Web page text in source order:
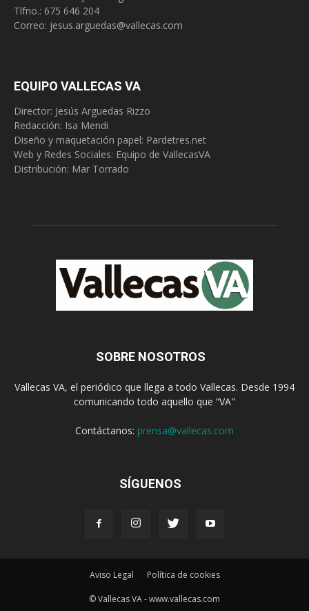
Tlfno.: 675 646 204
Correo: jesus.arguedas@vallecas.com
EQUIPO VALLECAS VA
Director: Jesús Arguedas Rizzo
Redacción: Isa Mendi
Diseño y maquetación papel: Pardetres.net
Web y Redes Sociales: Equipo de VallecasVA
Distribución: Mar Torrado
SOBRE NOSOTROS
Vallecas VA, el periódico que llega a todo Vallecas. Desde 1994
comunicando todo aquello que “VA"
Contáctanos: prensa@vallecas.com
SÍGUENOS
Aviso Legal Política de cookies
© Vallecas VA - www.vallecas.com